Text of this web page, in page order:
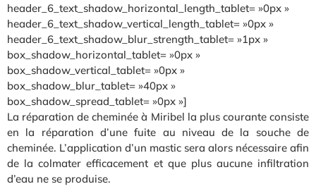
header_6_text_shadow_horizontal_length_tablet= »0px »
header_6_text_shadow_vertical_length_tablet= »0px »
header_6_text_shadow_blur_strength_tablet= »1px »
box_shadow_horizontal_tablet= »0px »
box_shadow_vertical_tablet= »0px »
box_shadow_blur_tablet= »40px »
box_shadow_spread_tablet= »0px »]
La réparation de cheminée à Miribel la plus courante consiste
en la réparation d’une fuite au niveau de la souche de
cheminée. L’application d’un mastic sera alors nécessaire afin
de la colmater efficacement et que plus aucune infiltration
d’eau ne se produise.